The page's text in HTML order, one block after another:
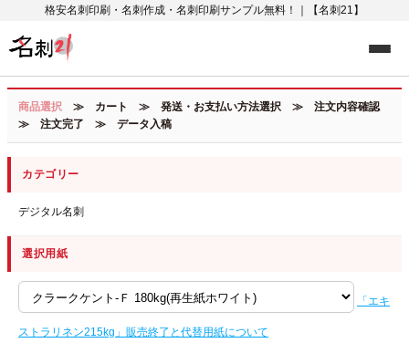
格安名刺印刷・名刺作成・名刺印刷サンプル無料！｜【名刺21】
商品選択 ≫ カート ≫ 発送・お支払い方法選択 ≫ 注文内容確認
≫ 注文完了 ≫ データ入稿
カテゴリー
デジタル名刺
選択用紙
「エキ
ストラリネン215kg」販売終了と代替用紙について